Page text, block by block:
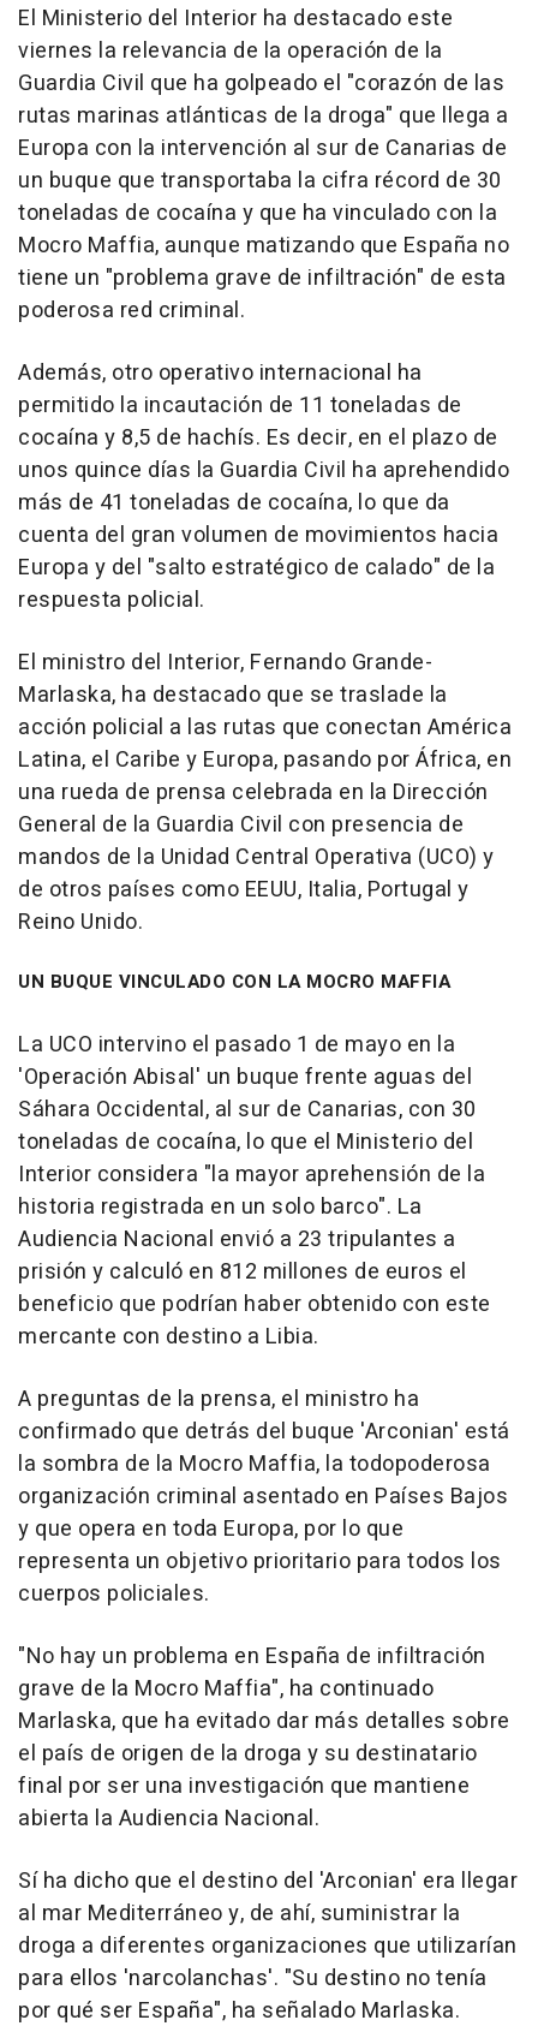
El Ministerio del Interior ha destacado este
viernes la relevancia de la operación de la
Guardia Civil que ha golpeado el "corazón de las
rutas marinas atlánticas de la droga" que llega a
Europa con la intervención al sur de Canarias de
un buque que transportaba la cifra récord de 30
toneladas de cocaína y que ha vinculado con la
Mocro Maffia, aunque matizando que España no
tiene un "problema grave de infiltración" de esta
poderosa red criminal.
Además, otro operativo internacional ha
permitido la incautación de 11 toneladas de
cocaína y 8,5 de hachís. Es decir, en el plazo de
unos quince días la Guardia Civil ha aprehendido
más de 41 toneladas de cocaína, lo que da
cuenta del gran volumen de movimientos hacia
Europa y del "salto estratégico de calado" de la
respuesta policial.
El ministro del Interior, Fernando Grande-
Marlaska, ha destacado que se traslade la
acción policial a las rutas que conectan América
Latina, el Caribe y Europa, pasando por África, en
una rueda de prensa celebrada en la Dirección
General de la Guardia Civil con presencia de
mandos de la Unidad Central Operativa (UCO) y
de otros países como EEUU, Italia, Portugal y
Reino Unido.
UN BUQUE VINCULADO CON LA MOCRO MAFFIA
La UCO intervino el pasado 1 de mayo en la
'Operación Abisal' un buque frente aguas del
Sáhara Occidental, al sur de Canarias, con 30
toneladas de cocaína, lo que el Ministerio del
Interior considera "la mayor aprehensión de la
historia registrada en un solo barco". La
Audiencia Nacional envió a 23 tripulantes a
prisión y calculó en 812 millones de euros el
beneficio que podrían haber obtenido con este
mercante con destino a Libia.
A preguntas de la prensa, el ministro ha
confirmado que detrás del buque 'Arconian' está
la sombra de la Mocro Maffia, la todopoderosa
organización criminal asentado en Países Bajos
y que opera en toda Europa, por lo que
representa un objetivo prioritario para todos los
cuerpos policiales.
"No hay un problema en España de infiltración
grave de la Mocro Maffia", ha continuado
Marlaska, que ha evitado dar más detalles sobre
el país de origen de la droga y su destinatario
final por ser una investigación que mantiene
abierta la Audiencia Nacional.
Sí ha dicho que el destino del 'Arconian' era llegar
al mar Mediterráneo y, de ahí, suministrar la
droga a diferentes organizaciones que utilizarían
para ellos 'narcolanchas'. "Su destino no tenía
por qué ser España", ha señalado Marlaska.